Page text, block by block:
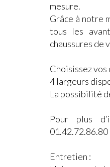
mesure.
Grâce à notre
tous les
chaussures de
Choisissez vos
4 largeurs
La possibilité
Pour plus
01.42.72.86.80
Entretien :